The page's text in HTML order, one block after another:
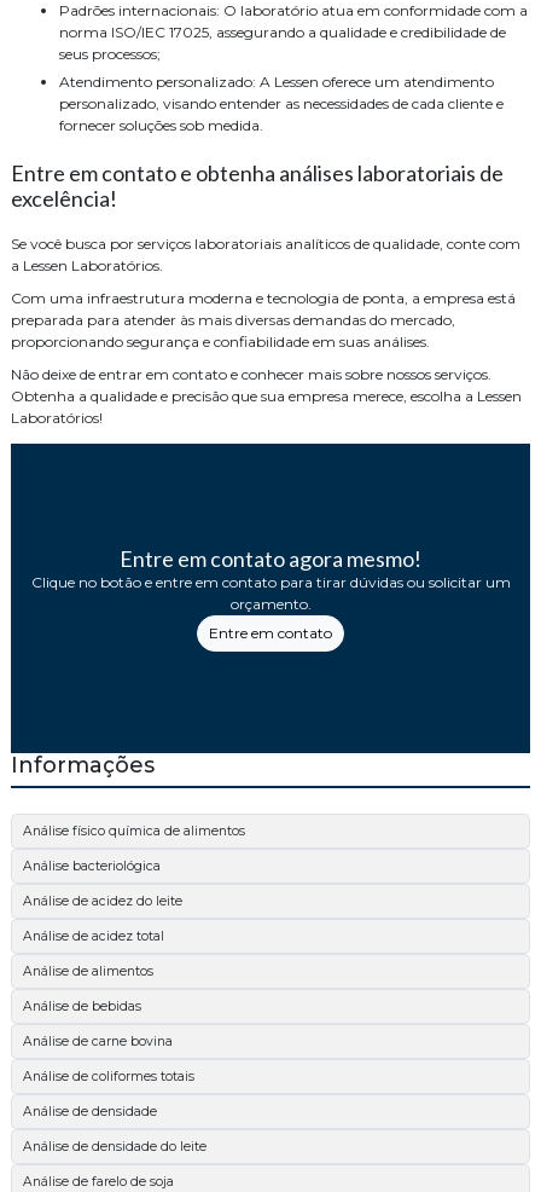
Padrões internacionais: O laboratório atua em conformidade com a
norma ISO/IEC 17025, assegurando a qualidade e credibilidade de
seus processos;
Atendimento personalizado: A Lessen oferece um atendimento
personalizado, visando entender as necessidades de cada cliente e
fornecer soluções sob medida.
Entre em contato e obtenha análises laboratoriais de
excelência!
Se você busca por serviços laboratoriais analíticos de qualidade, conte com
a Lessen Laboratórios.
Com uma infraestrutura moderna e tecnologia de ponta, a empresa está
preparada para atender às mais diversas demandas do mercado,
proporcionando segurança e confiabilidade em suas análises.
Não deixe de entrar em contato e conhecer mais sobre nossos serviços.
Obtenha a qualidade e precisão que sua empresa merece, escolha a Lessen
Laboratórios!
Entre em contato agora mesmo!
Clique no botão e entre em contato para tirar dúvidas ou solicitar um
orçamento.
Entre em contato
Informações
Análise físico química de alimentos
Análise bacteriológica
Análise de acidez do leite
Análise de acidez total
Análise de alimentos
Análise de bebidas
Análise de carne bovina
Análise de coliformes totais
Análise de densidade
Análise de densidade do leite
Análise de farelo de soja